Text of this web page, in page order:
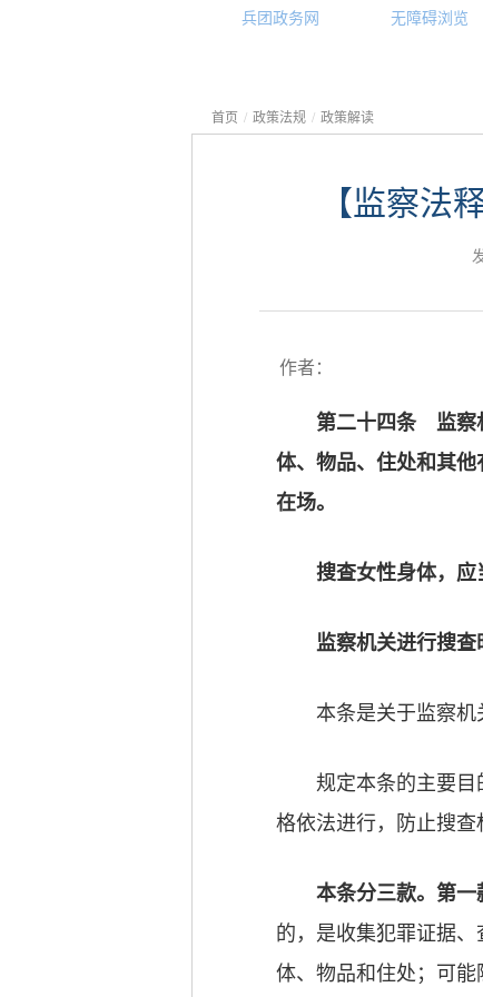
兵团政务网 无障碍浏览
首页 / 政策法规 / 政策解读
【监察法
作者：
第二十四条 监察
体、物品、住处和其
在场。
搜查女性身体，应
监察机关进行搜查
本条是关于监察机
规定本条的主要
格依法进行，防止搜查
本条分三款。第一
的，是收集犯罪证据
体、物品和住处；可